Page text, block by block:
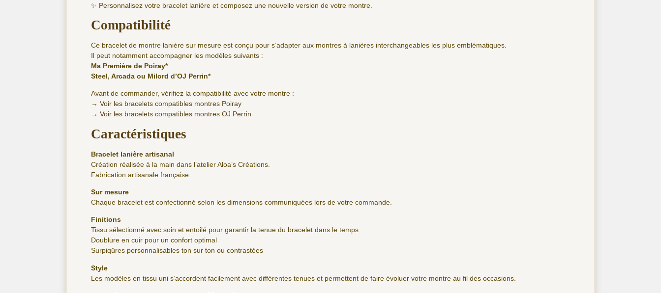
✨ Personnalisez votre bracelet lanière et composez une nouvelle version de votre montre.
Compatibilité
Ce bracelet de montre lanière sur mesure est conçu pour s’adapter aux montres à lanières interchangeables les plus emblématiques.
Il peut notamment accompagner les modèles suivants :
Ma Première de Poiray*
Steel, Arcada ou Milord d’OJ Perrin*
Avant de commander, vérifiez la compatibilité avec votre montre :
→Voir les bracelets compatibles montres Poiray
→Voir les bracelets compatibles montres OJ Perrin
Caractéristiques
Bracelet lanière artisanal
Création réalisée à la main dans l’atelier Aloa’s Créations.
Fabrication artisanale française.
Sur mesure
Chaque bracelet est confectionné selon les dimensions communiquées lors de votre commande.
Finitions
Tissu sélectionné avec soin et entoilé pour garantir la tenue du bracelet dans le temps
Doublure en cuir pour un confort optimal
Surpiqûres personnalisables ton sur ton ou contrastées
Style
Les modèles en tissu uni s’accordent facilement avec différentes tenues et permettent de faire évoluer votre montre au fil des occasions.